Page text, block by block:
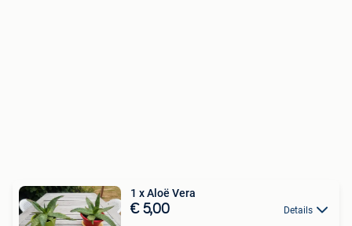
1 x Aloë Vera
€ 5,00 Details